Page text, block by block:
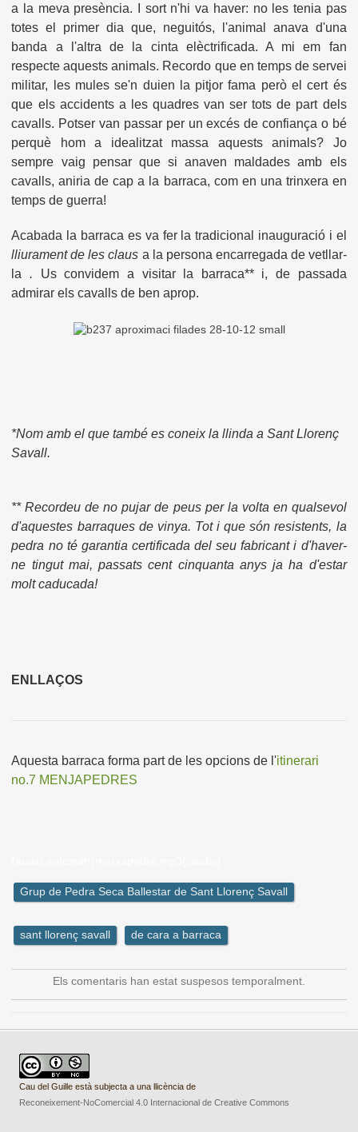
a la meva presència. I sort n'hi va haver: no les tenia pas
totes el primer dia que, neguitós, l'animal anava d'una
banda a l'altra de la cinta elèctrificada. A mi em fan
respecte aquests animals. Recordo que en temps de servei
militar, les mules se'n duien la pitjor fama però el cert és
que els accidents a les quadres van ser tots de part dels
cavalls. Potser van passar per un excés de confiança o bé
perquè hom a idealitzat massa aquests animals? Jo
sempre vaig pensar que si anaven maldades amb els
cavalls, aniria de cap a la barraca, com en una trinxera en
temps de guerra!
Acabada la barraca es va fer la tradicional inauguració i el
lliurament de les claus a la persona encarregada de vetllar-
la. Us convidem a visitar la barraca** i, de passada
admirar els cavalls de ben aprop.
*Nom amb el que també es coneix la llinda a Sant Llorenç
Savall.
** Recordeu de no pujar de peus per la volta en qualsevol
d'aquestes barraques de vinya. Tot i que són resistents, la
pedra no té garantia certificada del seu fabricant i d'haver-
ne tingut mai, passats cent cinquanta anys ja ha d'estar
molt caducada!
ENLLAÇOS
Aquesta barraca forma part de les opcions de l'itinerari
no.7 MENJAPEDRES
Grup de Pedra Seca Ballestar de Sant Llorenç Savall
sant llorenç savall de cara a barraca
Els comentaris han estat suspesos temporalment.
Cau del Guille està subjecta a una llicència de
Reconeixement-NoComercial 4.0 Internacional de Creative Commons